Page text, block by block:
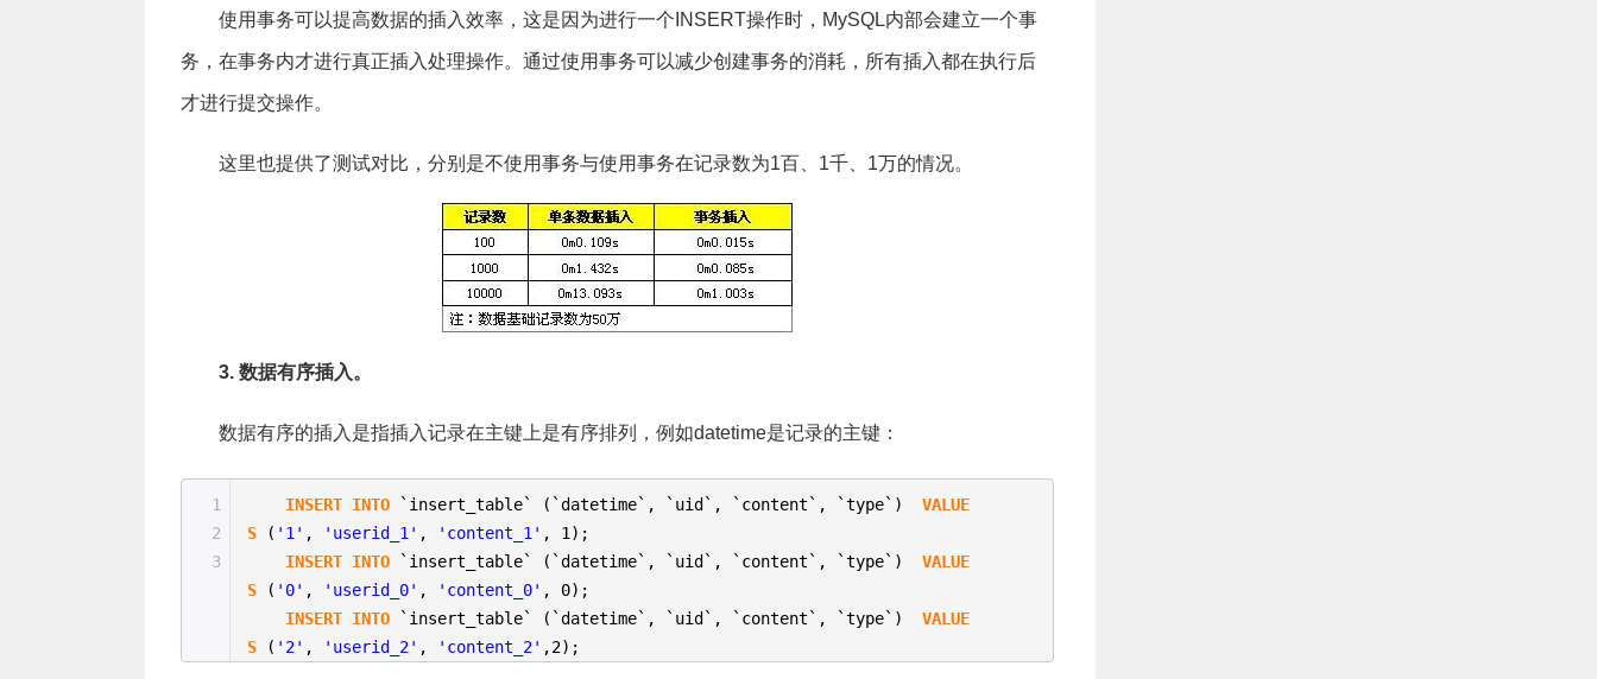
使用事务可以提高数据的插入效率，这是因为进行一个INSERT操作时，MySQL内部会建立一个事
务，在事务内才进行真正插入处理操作。通过使用事务可以减少创建事务的消耗，所有插入都在执行后
才进行提交操作。
这里也提供了测试对比，分别是不使用事务与使用事务在记录数为1百、1千、1万的情况。
3. 数据有序插入。
数据有序的插入是指插入记录在主键上是有序排列，例如datetime是记录的主键：
1
2
3
INSERT INTO `insert_table` (`datetime`, `uid`, `content`, `type`)VALUE
S
( '1' , 'userid_1' , 'content_1' , 1);
INSERT INTO `insert_table` (`datetime`, `uid`, `content`, `type`)VALUE
S
( '0' , 'userid_0' , 'content_0' , 0);
INSERT INTO `insert_table` (`datetime`, `uid`, `content`, `type`)VALUE
S
( '2' , 'userid_2' , 'content_2' ,2);